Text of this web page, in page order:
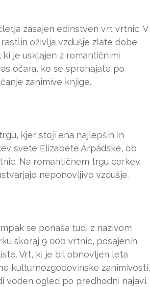
zasajen edinstven vrt vrtnic. V
oživlja vzdušje zlate dobe
je usklajen z romantičnimi
očara, ko se sprehajate po
zanimive knjige.
kjer stoji ena najlepših in
svete Elizabete Árpádske, ob
Na romantičnem trgu cerkev,
neponovljivo vzdušje.
se ponaša tudi z nazivom
skoraj 9 000 vrtnic, posajenih
Vrt, ki je bil obnovljen leta
kulturnozgodovinske zanimivosti,
voden ogled po predhodni najavi.